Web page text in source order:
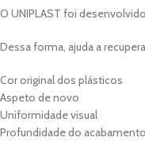
O UNIPLAST foi
Dessa forma, ajuda a
Cor original dos plásticos
Aspeto de novo
Uniformidade visual
Profundidade do acabamento